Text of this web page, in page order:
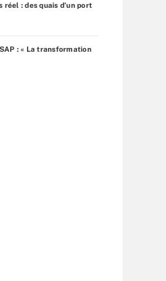
: des quais d’un port
: « La transformation